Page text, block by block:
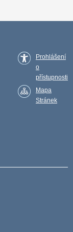
Prohlášení
o
přístupnosti
Mapa
Stránek